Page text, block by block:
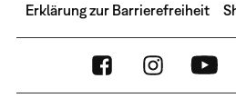
Erklärung zur Barrierefreiheit